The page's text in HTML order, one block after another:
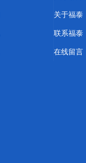
关于福泰
联系福泰
在线留言